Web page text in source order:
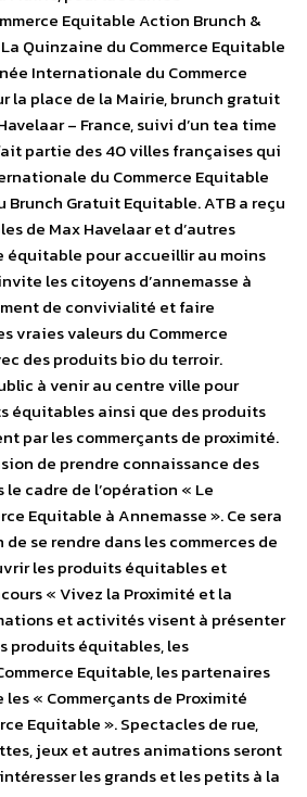
Equitable Action Brunch &
Quinzaine du Commerce Equitable
Internationale du Commerce
la place de la Mairie, brunch gratuit
– France, suivi d’un tea time
partie des 40 villes françaises qui
du Commerce Equitable
Brunch Gratuit Equitable. ATB a reçu
de Max Havelaar et d’autres
équitable pour accueillir au moins
les citoyens d’annemasse à
de convivialité et faire
vraies valeurs du Commerce
des produits bio du terroir.
à venir au centre ville pour
équitables ainsi que des produits
par les commerçants de proximité.
de prendre connaissance des
cadre de l’opération « Le
Equitable à Annemasse ». Ce sera
se rendre dans les commerces de
les produits équitables et
« Vivez la Proximité et la
et activités visent à présenter
produits équitables, les
Equitable, les partenaires
« Commerçants de Proximité
Equitable ». Spectacles de rue,
jeux et autres animations seront
les grands et les petits à la